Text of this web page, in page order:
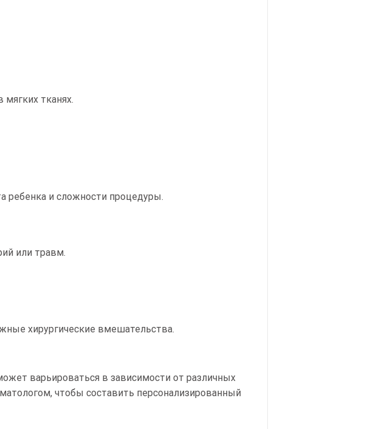
мягких тканях.
ребенка и сложности процедуры.
или травм.
хирургические вмешательства.
варьироваться в зависимости от различных
чтобы составить персонализированный